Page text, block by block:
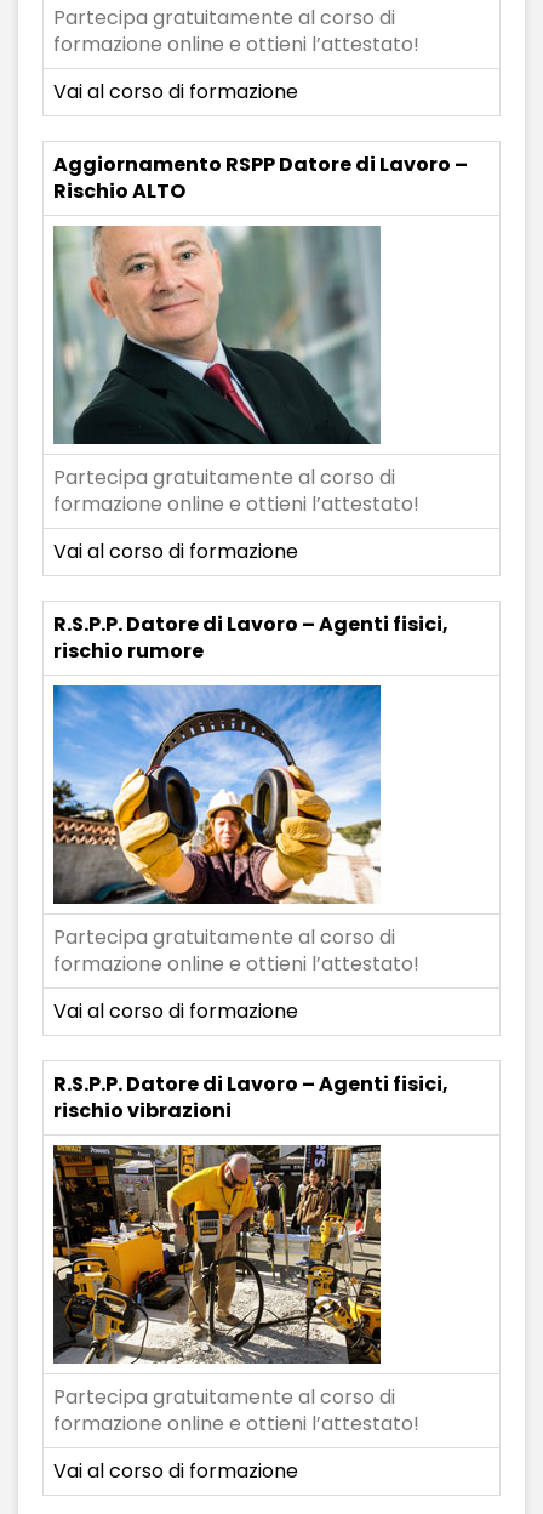
Partecipa gratuitamente al corso di
formazione online e ottieni l’attestato!
Vai al corso di formazione
Aggiornamento RSPP Datore di Lavoro –
Rischio ALTO
Partecipa gratuitamente al corso di
formazione online e ottieni l’attestato!
Vai al corso di formazione
R.S.P.P. Datore di Lavoro – Agenti fisici,
rischio rumore
Partecipa gratuitamente al corso di
formazione online e ottieni l’attestato!
Vai al corso di formazione
R.S.P.P. Datore di Lavoro – Agenti fisici,
rischio vibrazioni
Partecipa gratuitamente al corso di
formazione online e ottieni l’attestato!
Vai al corso di formazione